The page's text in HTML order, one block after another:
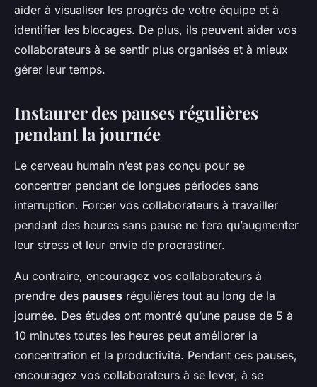
aider à visualiser les progrès de votre équipe et à
identifier les blocages. De plus, ils peuvent aider vos
collaborateurs à se sentir plus organisés et à mieux
gérer leur temps.
Instaurer des pauses régulières
pendant la journée
Le cerveau humain n’est pas conçu pour se
concentrer pendant de longues périodes sans
interruption. Forcer vos collaborateurs à travailler
pendant des heures sans pause ne fera qu’augmenter
leur stress et leur envie de procrastiner.
Au contraire, encouragez vos collaborateurs à
prendre des pauses régulières tout au long de la
journée. Des études ont montré qu’une pause de 5 à
10 minutes toutes les heures peut améliorer la
concentration et la productivité. Pendant ces pauses,
encouragez vos collaborateurs à se lever, à se